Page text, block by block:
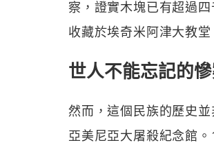
察，證實木塊已有超過
收藏於埃奇米阿津大教
世人不能忘記的
然而，這個民族的歷史
亞美尼亞大屠殺紀念館